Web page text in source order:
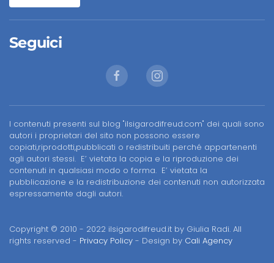
Seguici
I contenuti presenti sul blog "ilsigarodifreud.com" dei quali sono
autori i proprietari del sito non possono essere
copiati,riprodotti,pubblicati o redistribuiti perché appartenenti
agli autori stessi. E’ vietata la copia e la riproduzione dei
contenuti in qualsiasi modo o forma. E’ vietata la
pubblicazione e la redistribuzione dei contenuti non autorizzata
espressamente dagli autori.
Copyright © 2010 - 2022 ilsigarodifreud.it by Giulia Radi. All
rights reserved - Privacy Policy - Design by Cali Agency